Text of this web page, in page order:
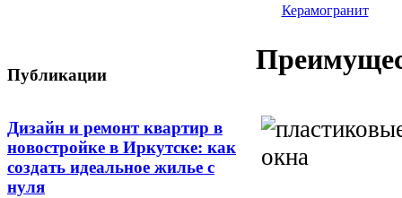
Публикации
Дизайн и ремонт квартир в
новостройке в Иркутске: как
создать идеальное жилье с
нуля
Керамогранит